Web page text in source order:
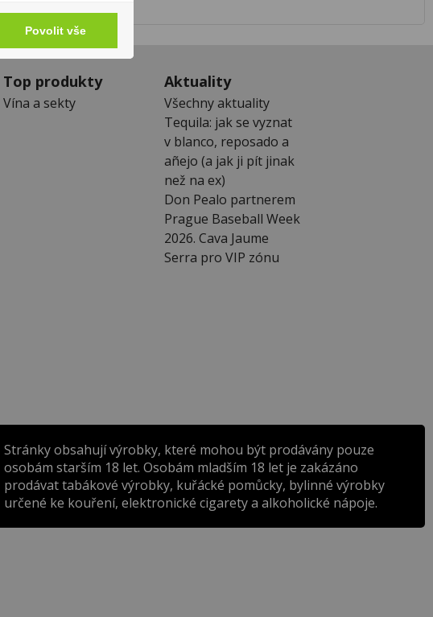
Top produkty
Vína a sekty
Aktuality
Všechny aktuality
Tequila: jak se vyznat
v blanco, reposado a
añejo (a jak ji pít jinak
než na ex)
Don Pealo partnerem
Prague Baseball Week
2026. Cava Jaume
Serra pro VIP zónu
Stránky obsahují výrobky, které mohou být prodávány pouze
osobám starším 18 let. Osobám mladším 18 let je zakázáno
prodávat tabákové výrobky, kuřácké pomůcky, bylinné výrobky
určené ke kouření, elektronické cigarety a alkoholické nápoje.
Povolit vše